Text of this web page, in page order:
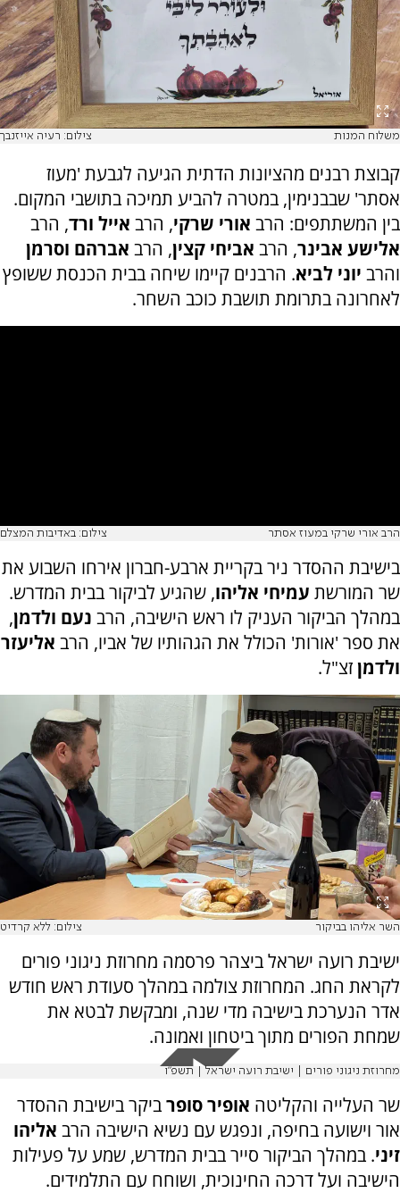
משלוח המנות צילום: רעיה אייזנבך
קבוצת רבנים מהציונות הדתית הגיעה לגבעת 'מעוז
אסתר' שבבנימין, במטרה להביע תמיכה בתושבי המקום.
בין המשתתפים: הרב אורי שרקי, הרב אייל ורד, הרב
אלישע אבינר, הרב אביחי קצין, הרב אברהם וסרמן
והרב יוני לביא. הרבנים קיימו שיחה בבית הכנסת ששופץ
לאחרונה בתרומת תושבת כוכב השחר.
הרב אורי שרקי במעוז אסתר צילום: באדיבות המצלם
בישיבת ההסדר ניר בקריית ארבע-חברון אירחו השבוע את
שר המורשת עמיחי אליהו, שהגיע לביקור בבית המדרש.
במהלך הביקור העניק לו ראש הישיבה, הרב נעם ולדמן,
את ספר 'אורות' הכולל את הגהותיו של אביו, הרב אליעזר
ולדמןזצ"ל.
השר אליהו בביקור צילום: ללא קרדיט
ישיבת רועה ישראל ביצהר פרסמה מחרוזת ניגוני פורים
לקראת החג. המחרוזת צולמה במהלך סעודת ראש חודש
אדר הנערכת בישיבה מדי שנה, ומבקשת לבטא את
שמחת הפורים מתוך ביטחון ואמונה.
מחרוזת ניגוני פורים | ישיבת רועה ישראל | תשפ״ו
שר העלייה והקליטה אופיר סופרביקר בישיבת ההסדר
אור וישועה בחיפה, ונפגש עם נשיא הישיבה הרב אליהו
זיני. במהלך הביקור סייר בבית המדרש, שמע על פעילות
הישיבה ועל דרכה החינוכית, ושוחח עם התלמידים.